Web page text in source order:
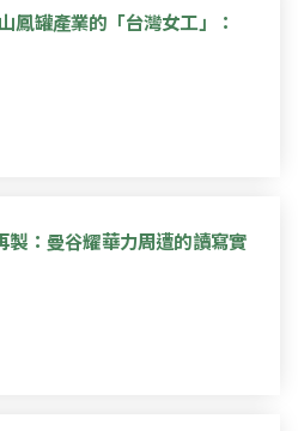
鳳罐產業的「台灣女工」：
製：曼谷耀華力周遭的讀寫實